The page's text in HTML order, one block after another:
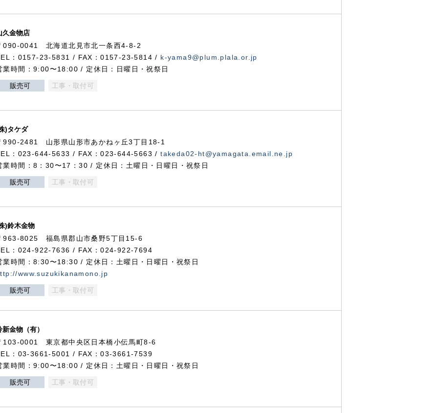
久金物店
090-0041 北海道北見市北一条西4-8-2
：0157-23-5831 / FAX：0157-23-5814 / k-yama9@plum.plala.or.jp
業時間：9:00〜18:00 / 定休日：日曜日・祝祭日
販売可 工事・取付可
)タケダ
990-2481 山形県山形市あかねヶ丘3丁目18-1
：023-644-5633 / FAX：023-644-5663 /takeda02-ht@yamagata.email.ne.jp
業時間：8：30〜17：30 / 定休日：土曜日・日曜日・祝祭日
販売可 工事・取付可
)鈴木金物
963-8025 福島県郡山市桑野5丁目15-6
：024-922-7636 / FAX：024-922-7694
業時間：8:30〜18:30 / 定休日：土曜日・日曜日・祝祭日
www.suzukikanamono.jp
販売可 工事・取付可
新金物（有）
103-0001 東京都中央区日本橋小伝馬町8-6
：03-3661-5001 / FAX：03-3661-7539
業時間：9:00〜18:00 / 定休日：土曜日・日曜日・祝祭日
販売可 工事・取付可